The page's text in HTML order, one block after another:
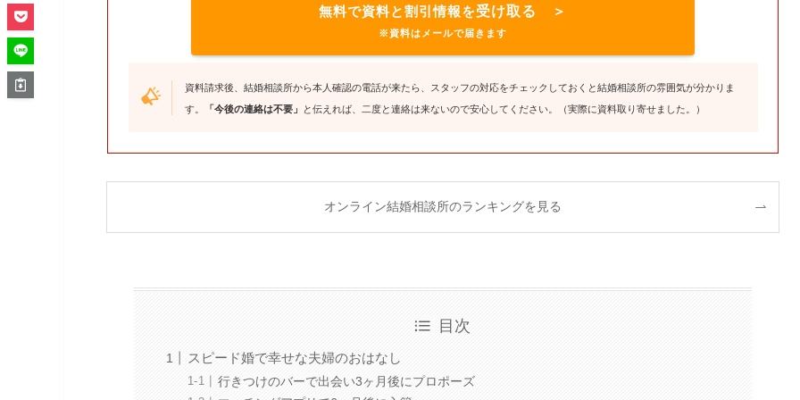
無料で資料と割引情報を受け取る ＞
※資料はメールで届きます
資料請求後、結婚相談所から本人確認の電話が来たら、スタッフの対応をチェックしておくと結婚相談所の雰囲気が分かりま
す。
「今後の連絡は不要」 と伝えれば、二度と連絡は来ないので安心してください。（実際に資料取り寄せました。）
オンライン結婚相談所のランキングを見る
目次
スピード婚で幸せな夫婦のおはなし
行きつけのバーで出会い3ヶ月後にプロポーズ